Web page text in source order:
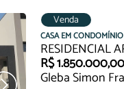
Venda
CASA EM CONDOMÍNIO
RESIDENCIAL
R$ 1.850.000,00
Gleba Simon